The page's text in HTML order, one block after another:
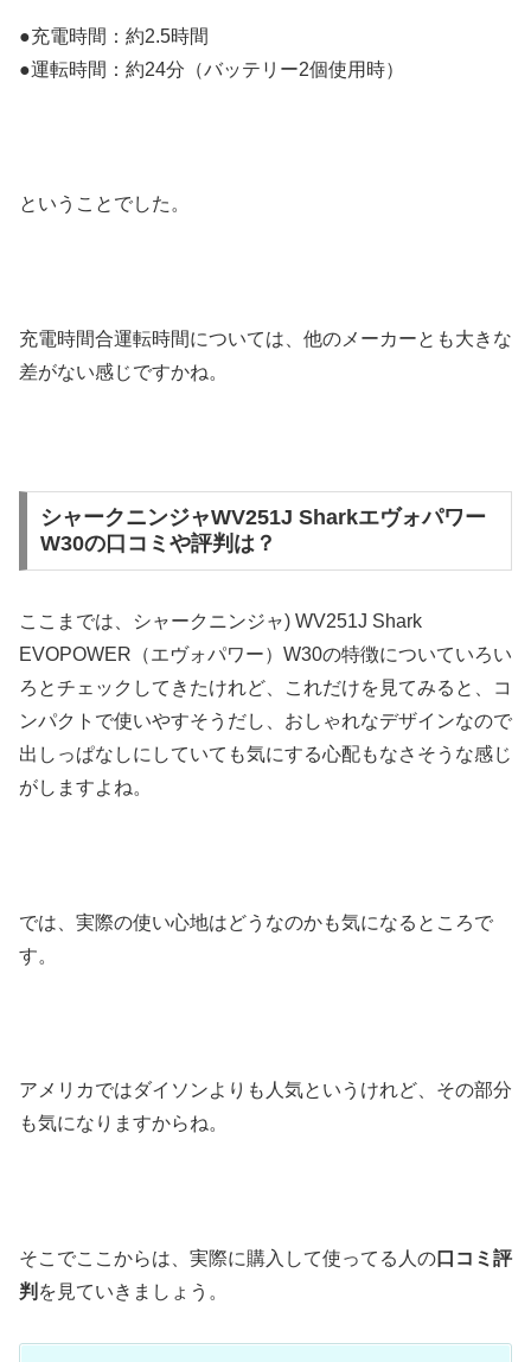
●充電時間：約2.5時間
●運転時間：約24分（バッテリー2個使用時）
ということでした。
充電時間合運転時間については、他のメーカーとも大きな
差がない感じですかね。
シャークニンジャWV251J Sharkエヴォパワー
W30の口コミや評判は？
ここまでは、シャークニンジャ) WV251J Shark
EVOPOWER（エヴォパワー）W30の特徴についていろい
ろとチェックしてきたけれど、これだけを見てみると、コ
ンパクトで使いやすそうだし、おしゃれなデザインなので
出しっぱなしにしていても気にする心配もなさそうな感じ
がしますよね。
では、実際の使い心地はどうなのかも気になるところで
す。
アメリカではダイソンよりも人気というけれど、その部分
も気になりますからね。
そこでここからは、実際に購入して使ってる人の口コミ評
判 を見ていきましょう。